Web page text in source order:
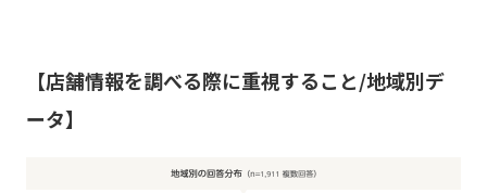
【店舗情報を調べる際に重視すること/地域別デ
ータ】